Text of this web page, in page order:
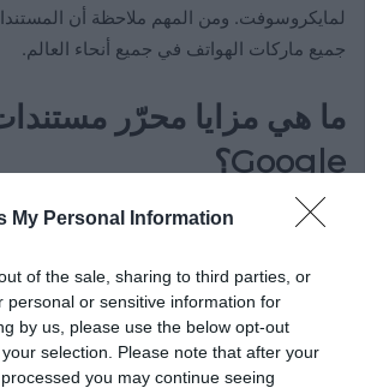
My Personal Information
of the sale, sharing to third parties, or
personal or sensitive information for
by us, please use the below opt-out
selection. Please note that after your
you may continue seeing
لمايكروسوفت. ومن المهم ملاحظة أن
جميع ماركات الهواتف في جميع أنحاء العالم.
ما هي مزايا محرّر
Google؟
التطبيق نفسه أخف بكثير من Office
. هذه
يكون لدينا مساحة رقمية مجانية ومفيدة، يمكنها
تتفوق بكثير على تلك المتوفرة في التطبيقات
الملفات النصية وعرضها.